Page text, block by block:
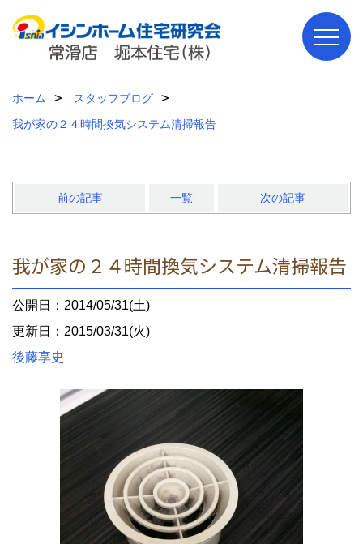
ホーム
スタッフブログ
我が家の２４時間換気システム清掃報告
前の記事 一覧 次の記事
我が家の２４時間換気システム清掃報告
公開日：2014/05/31(土)
更新日：2015/03/31(火)
後藤享史